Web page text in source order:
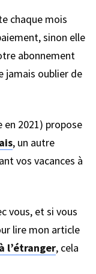
chaque mois
sinon elle
abonnement
jamais oublier de
en 2021) propose
, un autre
vos vacances à
vous, et si vous
lire mon article
l’étranger, cela